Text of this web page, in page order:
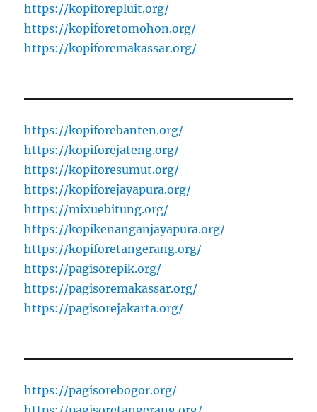
https://kopiforepluit.org/
https://kopiforetomohon.org/
https://kopiforemakassar.org/
https://kopiforebanten.org/
https://kopiforejateng.org/
https://kopiforesumut.org/
https://kopiforejayapura.org/
https://mixuebitung.org/
https://kopikenanganjayapura.org/
https://kopiforetangerang.org/
https://pagisorepik.org/
https://pagisoremakassar.org/
https://pagisorejakarta.org/
https://pagisorebogor.org/